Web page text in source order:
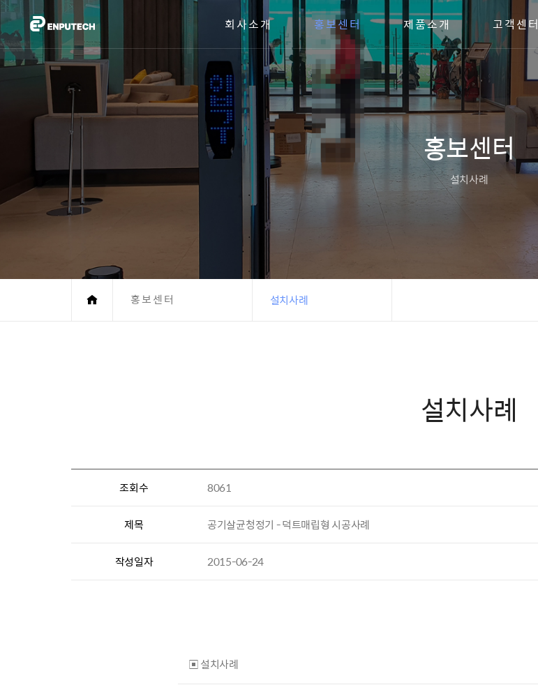
회사소개 홍보센터 제품소개 고객센터
홍보센터
설치사례
홍보센터 설치사례
설치사례
조회수 8061
제목 공기살균청정기 - 덕트매립형 시공사례
작성일자 2015-06-24
▣ 설치사례